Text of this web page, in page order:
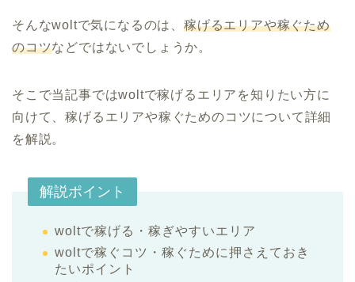
そんなwoltで気になるのは、 稼げるエリアや稼ぐため
のコツなどではないでしょうか。
そこで当記事ではwoltで稼げるエリアを知りたい方に
向けて、稼げるエリアや稼ぐためのコツについて詳細
を解説。
解説ポイント
woltで稼げる・稼ぎやすいエリア
woltで稼ぐコツ・稼ぐために押さえておき
たいポイント